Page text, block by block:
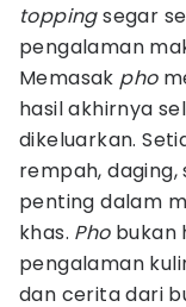
toppingsegar
pengalaman
Memasak pho
hasil akhirnya
dikeluarkan.
rempah, daging,
penting dalam
khas. Pho bukan
pengalaman
dan cerita dari